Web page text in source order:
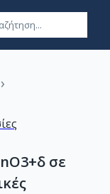
›
σε